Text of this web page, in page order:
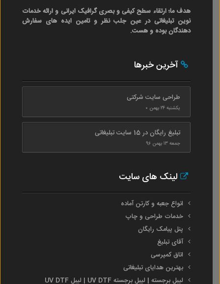
هدف ما؛ ارتقاء سطح کیفی و بصری گرافیک ایرانی و ارائه خدمات
نوین تبلیغاتی در عین جلب نظر و تامین ایده های سفارش
دهندگان بوده و هست.
آخرین خبرها
طراحی سایت شرکتی
یکشنبه ۲۴ بهمن ۰
تبلیغ رایگان در 15 سایت تبلیغاتی
جمعه ۱۳ بهمن ۹۶
لینک های سایت
انواع جعبه و کارتن آماده
خدمات طراحی و چاپ
پنل پیامک رایگان
آقای تبلیغ
اتاق کمپرسی
بهترین هدایای تبلیغاتی
لیبل برجسته | لیبل برجسته UV DTF | لیبل UV DTF